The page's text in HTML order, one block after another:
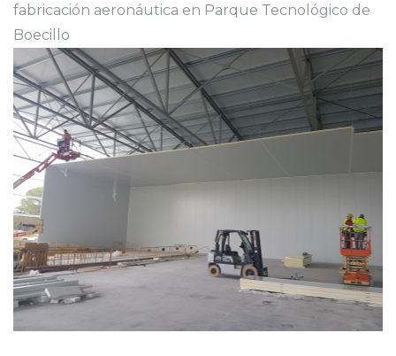
fabricación aeronáutica en Parque Tecnológico de
Boecillo